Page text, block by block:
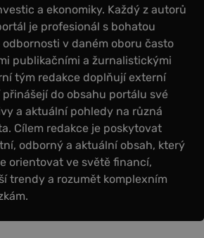
a ekonomiky. Každý z autorů
je profesionál s bohatou
v daném oboru často
publikačními a žurnalistickými
tým redakce doplňují externí
do obsahu portálu své
a aktuální pohledy na různá
Cílem redakce je poskytovat
odborný a aktuální obsah, který
orientovat ve světě financí,
trendy a rozumět komplexním